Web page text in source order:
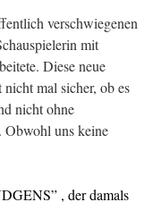
verschwiegenen
mit
Diese neue
mal sicher, ob es
nicht ohne
Obwohl uns keine
” , der damals